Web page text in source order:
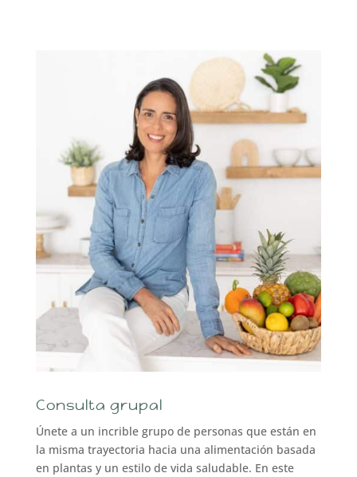
Consulta grupal
Únete a un incrible grupo de personas que están en
la misma trayectoria hacia una alimentación basada
en plantas y un estilo de vida saludable. En este